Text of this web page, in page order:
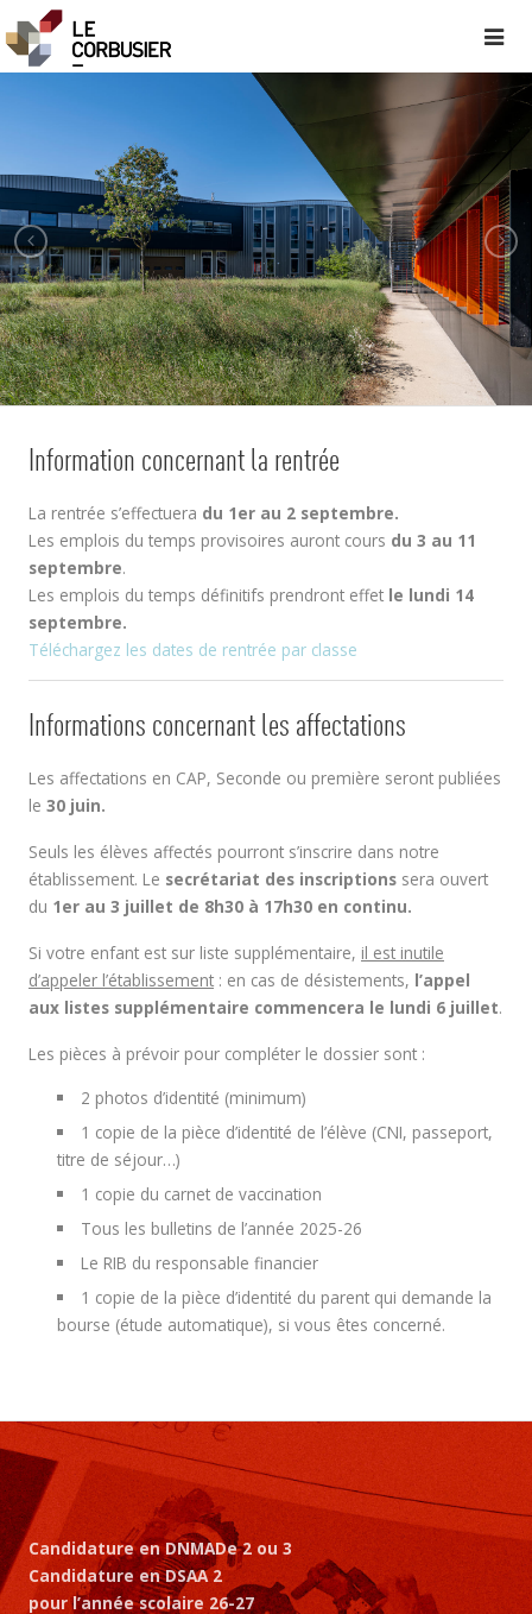
Information concernant la rentrée
La rentrée s’effectuera du 1er au 2 septembre.
Les emplois du temps provisoires auront cours du 3 au 11
septembre.
Les emplois du temps définitifs prendront effet le lundi 14
septembre.
Téléchargez les dates de rentrée par classe
Informations concernant les affectations
Les affectations en CAP, Seconde ou première seront publiées
le 30 juin.
Seuls les élèves affectés pourront s’inscrire dans notre
établissement. Le secrétariat des inscriptions sera ouvert
du 1er au 3 juillet de 8h30 à 17h30 en continu.
Si votre enfant est sur liste supplémentaire, il est inutile
d’appeler l’établissement : en cas de désistements, l’appel
aux listes supplémentaire commencera le lundi 6 juillet.
Les pièces à prévoir pour compléter le dossier sont :
2 photos d’identité (minimum)
1 copie de la pièce d’identité de l’élève (CNI, passeport,
titre de séjour…)
1 copie du carnet de vaccination
Tous les bulletins de l’année 2025-26
Le RIB du responsable financier
1 copie de la pièce d’identité du parent qui demande la
bourse (étude automatique), si vous êtes concerné.
Candidature en DNMADe 2 ou 3
Candidature en DSAA 2
pour l’année scolaire 26-27